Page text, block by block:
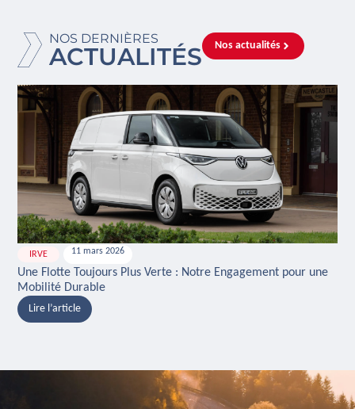
NOS DERNIÈRES
ACTUALITÉS Nos actualités
IRVE 11 mars 2026
Une Flotte Toujours Plus Verte : Notre Engagement pour une
Mobilité Durable
Lire l’article